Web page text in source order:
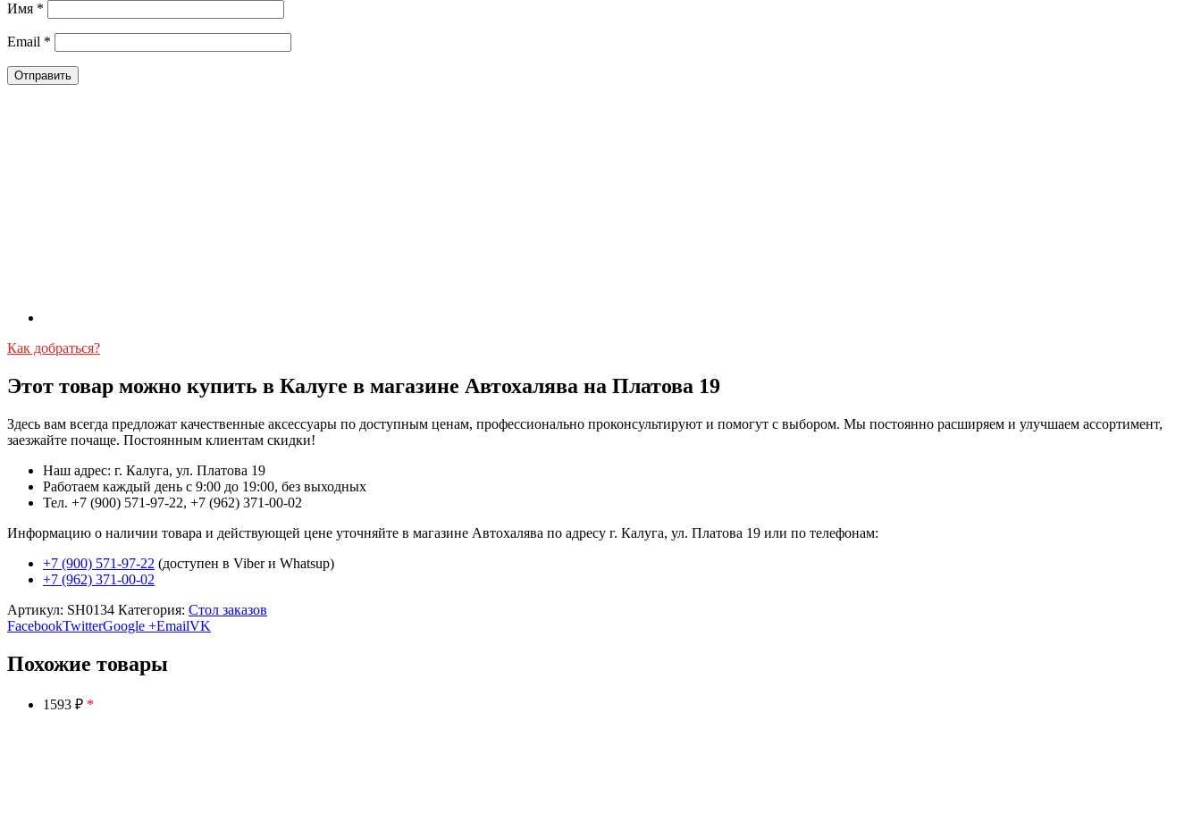
Имя *
Email *
Как добраться?
Этот товар можно купить в Калуге в магазине Автохалява на Платова 19
Здесь вам всегда предложат качественные аксессуары по доступным ценам, профессионально проконсультируют и помогут с выбором. Мы постоянно расширяем и улучшаем ассортимент,
заезжайте почаще. Постоянным клиентам скидки!
Наш адрес: г. Калуга, ул. Платова 19
Работаем каждый день с 9:00 до 19:00, без выходных
Тел. +7 (900) 571-97-22, +7 (962) 371-00-02
Информацию о наличии товара и действующей цене уточняйте в магазине Автохалява по адресу г. Калуга, ул. Платова 19 или по телефонам:
+7 (900) 571-97-22 (доступен в Viber и Whatsup)
+7 (962) 371-00-02
Артикул: SH0134 Категория: Стол заказов
FacebookTwitterGoogle +EmailVK
Похожие товары
1593 ₽ *